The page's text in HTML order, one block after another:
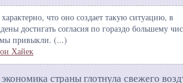
что оно создает такую ситуацию, в
достигать согласия по гораздо большему
привыкли. (...)
Хайек
страны глотнула свежего